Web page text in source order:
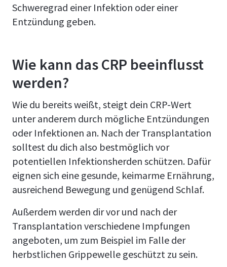
Schweregrad einer Infektion oder einer
Entzündung geben.
Wie kann das CRP beeinflusst
werden?
Wie du bereits weißt, steigt dein CRP-Wert
unter anderem durch mögliche Entzündungen
oder Infektionen an. Nach der Transplantation
solltest du dich also bestmöglich vor
potentiellen Infektionsherden schützen. Dafür
eignen sich eine gesunde, keimarme Ernährung,
ausreichend Bewegung und genügend Schlaf.
Außerdem werden dir vor und nach der
Transplantation verschiedene Impfungen
angeboten, um zum Beispiel im Falle der
herbstlichen Grippewelle geschützt zu sein.